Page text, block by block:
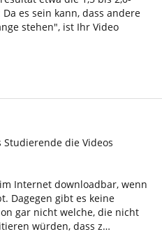
es sein kann, dass andere
stehen", ist Ihr Video
die Videos
Internet downloadbar, wenn
Dagegen gibt es keine
gar nicht welche, die nicht
würden, dass z…